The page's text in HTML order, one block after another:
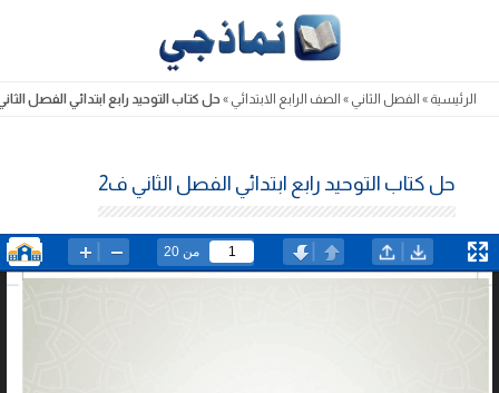
Skip
to
content
الرئيسية » الفصل الثاني » الصف الرابع الابتدائي »حل كتاب التوحيد رابع ابتدائي الفصل
حل كتاب التوحيد رابع ابتدائي الفصل الثاني ف2